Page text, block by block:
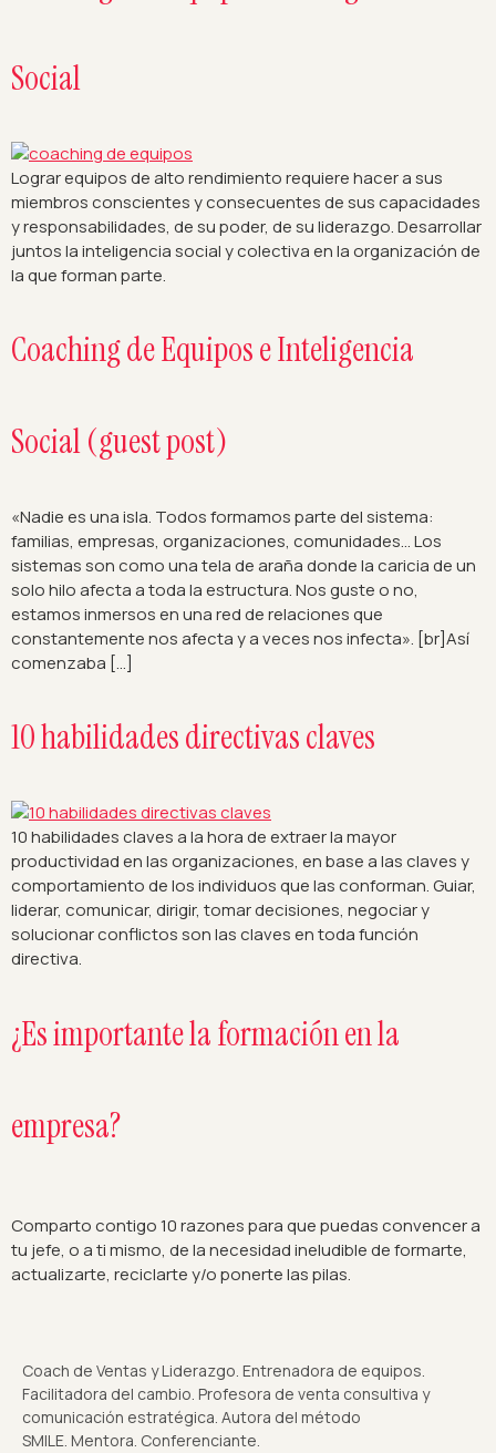
Social
Lograr equipos de alto rendimiento requiere hacer a sus
miembros conscientes y consecuentes de sus capacidades
y responsabilidades, de su poder, de su liderazgo. Desarrollar
juntos la inteligencia social y colectiva en la organización de
la que forman parte.
Coaching de Equipos e Inteligencia
Social (guest post)
«Nadie es una isla. Todos formamos parte del sistema:
familias, empresas, organizaciones, comunidades… Los
sistemas son como una tela de araña donde la caricia de un
solo hilo afecta a toda la estructura. Nos guste o no,
estamos inmersos en una red de relaciones que
constantemente nos afecta y a veces nos infecta». [br]Así
comenzaba […]
10 habilidades directivas claves
10 habilidades claves a la hora de extraer la mayor
productividad en las organizaciones, en base a las claves y
comportamiento de los individuos que las conforman. Guiar,
liderar, comunicar, dirigir, tomar decisiones, negociar y
solucionar conflictos son las claves en toda función
directiva.
¿Es importante la formación en la
empresa?
Comparto contigo 10 razones para que puedas convencer a
tu jefe, o a ti mismo, de la necesidad ineludible de formarte,
actualizarte, reciclarte y/o ponerte las pilas.
Coach de Ventas y Liderazgo. Entrenadora de equipos.
Facilitadora del cambio. Profesora de venta consultiva y
comunicación estratégica. Autora del método
SMILE. Mentora. Conferenciante.